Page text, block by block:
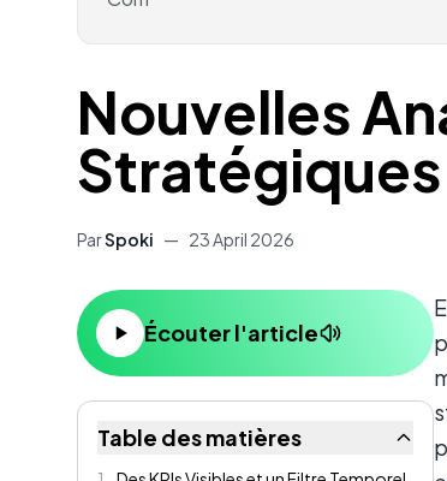
Nouvelles
Stratégiques
ParSpoki — 23 April 2026
Écouter l'article
Table des matières